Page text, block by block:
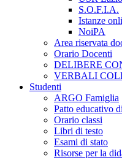
S.O.F.I.A.
Istanze
NoiPA
Area riservata
Orario Docenti
DELIBERE
VERBALI
Studenti
ARGO Famiglia
Patto educativo
Orario classi
Libri di testo
Esami di stato
Risorse per la